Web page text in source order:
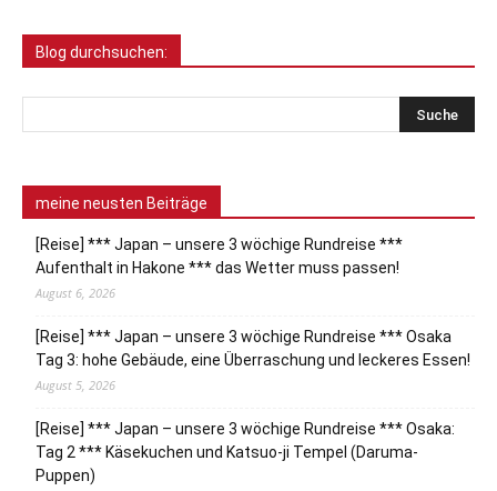
Blog durchsuchen:
meine neusten Beiträge
[Reise] *** Japan – unsere 3 wöchige Rundreise ***
Aufenthalt in Hakone *** das Wetter muss passen!
August 6, 2026
[Reise] *** Japan – unsere 3 wöchige Rundreise *** Osaka
Tag 3: hohe Gebäude, eine Überraschung und leckeres Essen!
August 5, 2026
[Reise] *** Japan – unsere 3 wöchige Rundreise *** Osaka:
Tag 2 *** Käsekuchen und Katsuo-ji Tempel (Daruma-
Puppen)